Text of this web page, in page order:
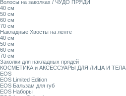
Волосы на заколках / ЧУДО ПРЯДИ
40 см
50 см
60 см
70 см
Накладные Хвосты на ленте
40 см
50 см
60 см
70 см
Заколки для накладных прядей
КОСМЕТИКА и АКСЕССУАРЫ ДЛЯ ЛИЦА И ТЕЛА
EOS
EOS Limited Edition
EOS Бальзам для губ
EOS Наборы